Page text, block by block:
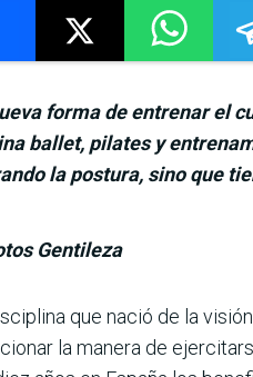
forma de entrenar el
ballet, pilates y
la postura, sino que
Gentileza
que nació de la
la manera de